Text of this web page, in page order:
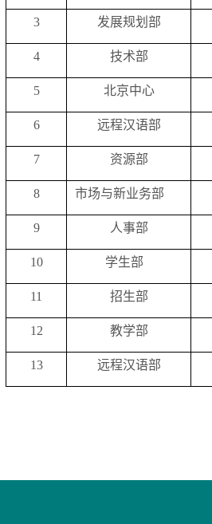
3 发展规划部
4 技术部
5 北京中心
6 远程汉语部
7 资源部
8 市场与新业务部
9 人事部
10 学生部
11 招生部
12 教学部
13 远程汉语部